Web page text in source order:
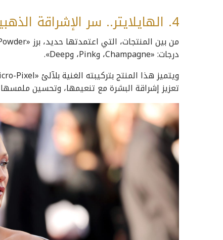
4. الهايلايتر.. سر الإشراقة الذهبية:
درجات: «Champagne، وPink، وDeep».
تعزيز إشراقة البشرة مع تنعيمها، وتحسين ملمسها